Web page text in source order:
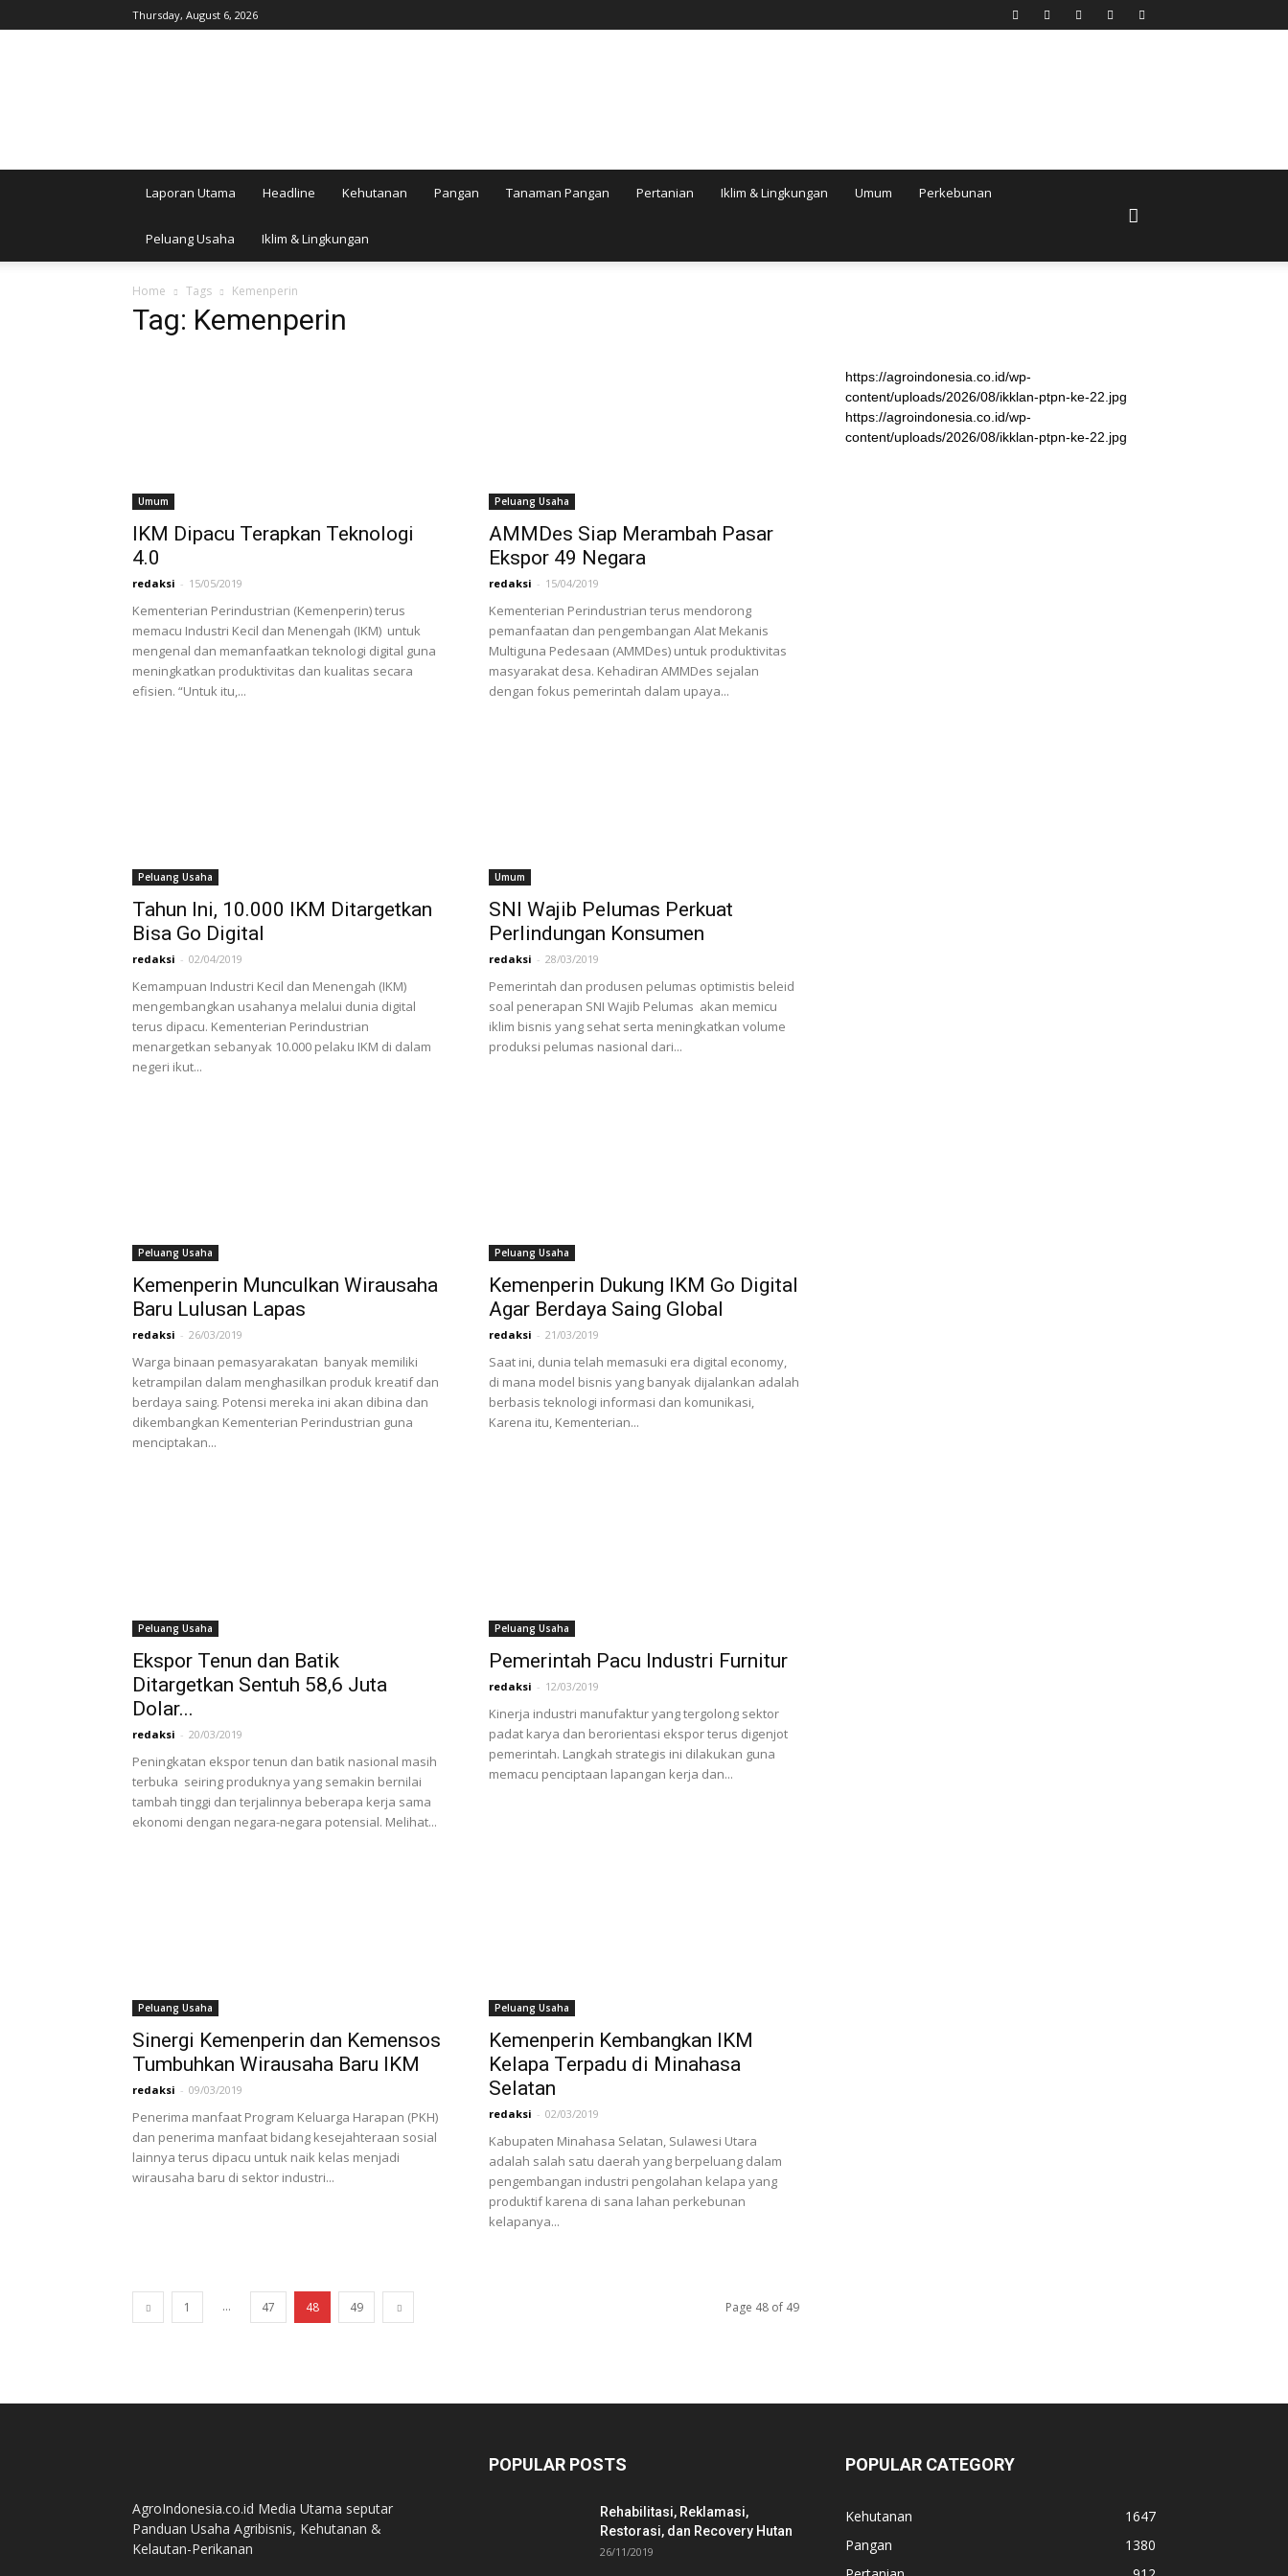
Thursday, August 6, 2026
Laporan Utama Headline Kehutanan Pangan Tanaman Pangan Pertanian Iklim & Lingkungan Umum Perkebunan
Peluang Usaha Iklim & Lingkungan
Home Tags Kemenperin
Tag: Kemenperin
Umum
IKM Dipacu Terapkan Teknologi
4.0
redaksi - 15/05/2019
Kementerian Perindustrian (Kemenperin) terus
memacu Industri Kecil dan Menengah (IKM) untuk
mengenal dan memanfaatkan teknologi digital guna
meningkatkan produktivitas dan kualitas secara
efisien. “Untuk itu,...
Peluang Usaha
AMMDes Siap Merambah Pasar
Ekspor 49 Negara
redaksi - 15/04/2019
Kementerian Perindustrian terus mendorong
pemanfaatan dan pengembangan Alat Mekanis
Multiguna Pedesaan (AMMDes) untuk produktivitas
masyarakat desa. Kehadiran AMMDes sejalan
dengan fokus pemerintah dalam upaya...
Peluang Usaha
Tahun Ini, 10.000 IKM Ditargetkan
Bisa Go Digital
redaksi - 02/04/2019
Kemampuan Industri Kecil dan Menengah (IKM)
mengembangkan usahanya melalui dunia digital
terus dipacu. Kementerian Perindustrian
menargetkan sebanyak 10.000 pelaku IKM di dalam
negeri ikut...
Umum
SNI Wajib Pelumas Perkuat
Perlindungan Konsumen
redaksi - 28/03/2019
Pemerintah dan produsen pelumas optimistis beleid
soal penerapan SNI Wajib Pelumas akan memicu
iklim bisnis yang sehat serta meningkatkan volume
produksi pelumas nasional dari...
Peluang Usaha
Kemenperin Munculkan Wirausaha
Baru Lulusan Lapas
redaksi - 26/03/2019
Warga binaan pemasyarakatan banyak memiliki
ketrampilan dalam menghasilkan produk kreatif dan
berdaya saing. Potensi mereka ini akan dibina dan
dikembangkan Kementerian Perindustrian guna
menciptakan...
Peluang Usaha
Kemenperin Dukung IKM Go Digital
Agar Berdaya Saing Global
redaksi - 21/03/2019
Saat ini, dunia telah memasuki era digital economy,
di mana model bisnis yang banyak dijalankan adalah
berbasis teknologi informasi dan komunikasi,
Karena itu, Kementerian...
Peluang Usaha
Ekspor Tenun dan Batik
Ditargetkan Sentuh 58,6 Juta
Dolar...
redaksi - 20/03/2019
Peningkatan ekspor tenun dan batik nasional masih
terbuka seiring produknya yang semakin bernilai
tambah tinggi dan terjalinnya beberapa kerja sama
ekonomi dengan negara-negara potensial. Melihat...
Peluang Usaha
Pemerintah Pacu Industri Furnitur
redaksi - 12/03/2019
Kinerja industri manufaktur yang tergolong sektor
padat karya dan berorientasi ekspor terus digenjot
pemerintah. Langkah strategis ini dilakukan guna
memacu penciptaan lapangan kerja dan...
Peluang Usaha
Sinergi Kemenperin dan Kemensos
Tumbuhkan Wirausaha Baru IKM
redaksi - 09/03/2019
Penerima manfaat Program Keluarga Harapan (PKH)
dan penerima manfaat bidang kesejahteraan sosial
lainnya terus dipacu untuk naik kelas menjadi
wirausaha baru di sektor industri...
Peluang Usaha
Kemenperin Kembangkan IKM
Kelapa Terpadu di Minahasa
Selatan
redaksi - 02/03/2019
Kabupaten Minahasa Selatan, Sulawesi Utara
adalah salah satu daerah yang berpeluang dalam
pengembangan industri pengolahan kelapa yang
produktif karena di sana lahan perkebunan
kelapanya...
1 ... 47 48 49 Page 48 of 49
https://agroindonesia.co.id/wp-
content/uploads/2026/08/ikklan-ptpn-ke-22.jpg
https://agroindonesia.co.id/wp-
content/uploads/2026/08/ikklan-ptpn-ke-22.jpg
AgroIndonesia.co.id Media Utama seputar
Panduan Usaha Agribisnis, Kehutanan &
Kelautan-Perikanan
POPULAR POSTS
Rehabilitasi, Reklamasi,
Restorasi, dan Recovery Hutan
26/11/2019
POPULAR CATEGORY
Kehutanan
1647
Pangan
1380